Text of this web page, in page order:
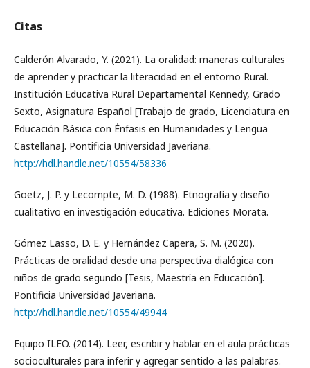
Citas
Calderón Alvarado, Y. (2021). La oralidad: maneras culturales
de aprender y practicar la literacidad en el entorno Rural.
Institución Educativa Rural Departamental Kennedy, Grado
Sexto, Asignatura Español [Trabajo de grado, Licenciatura en
Educación Básica con Énfasis en Humanidades y Lengua
Castellana]. Pontificia Universidad Javeriana.
http://hdl.handle.net/10554/58336
Goetz, J. P. y Lecompte, M. D. (1988). Etnografía y diseño
cualitativo en investigación educativa. Ediciones Morata.
Gómez Lasso, D. E. y Hernández Capera, S. M. (2020).
Prácticas de oralidad desde una perspectiva dialógica con
niños de grado segundo [Tesis, Maestría en Educación].
Pontificia Universidad Javeriana.
http://hdl.handle.net/10554/49944
Equipo ILEO. (2014). Leer, escribir y hablar en el aula prácticas
socioculturales para inferir y agregar sentido a las palabras.